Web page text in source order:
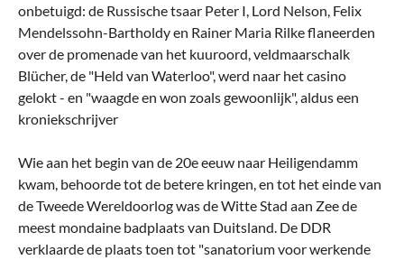
onbetuigd: de Russische tsaar Peter I, Lord Nelson, Felix
Mendelssohn-Bartholdy en Rainer Maria Rilke flaneerden
over de promenade van het kuuroord, veldmaarschalk
Blücher, de "Held van Waterloo", werd naar het casino
gelokt - en "waagde en won zoals gewoonlijk", aldus een
kroniekschrijver
Wie aan het begin van de 20e eeuw naar Heiligendamm
kwam, behoorde tot de betere kringen, en tot het einde van
de Tweede Wereldoorlog was de Witte Stad aan Zee de
meest mondaine badplaats van Duitsland. De DDR
verklaarde de plaats toen tot "sanatorium voor werkende